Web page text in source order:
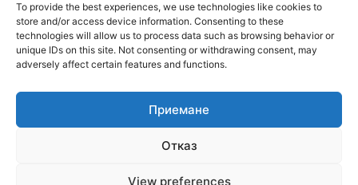
To provide the best experiences, we use technologies like cookies to
store and/or access device information. Consenting to these
technologies will allow us to process data such as browsing behavior or
unique IDs on this site. Not consenting or withdrawing consent, may
adversely affect certain features and functions.
Приемане
Отказ
View preferences
PlovdivDerby.com е първата пловдивска изцяло футболна
медия!
Свържи се с нас:plovdivderby.com@gmail.com
FOLLOW US